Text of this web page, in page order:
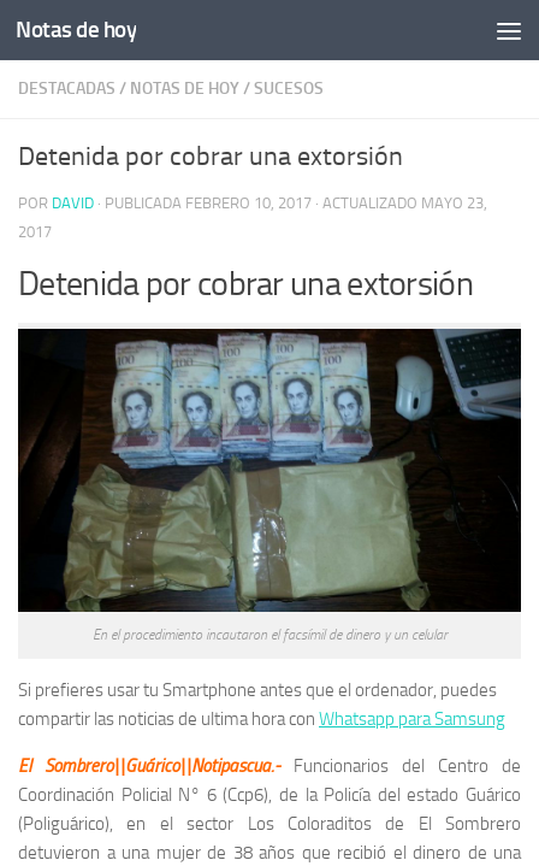
Saltar al contenido
Notas de hoy
DESTACADAS / NOTAS DE HOY/SUCESOS
Detenida por cobrar una extorsión
POR DAVID · PUBLICADA FEBRERO 10, 2017 · ACTUALIZADO MAYO 23,
2017
Detenida por cobrar una extorsión
En el procedimiento incautaron el facsímil de dinero y un celular
Si prefieres usar tu Smartphone antes que el ordenador, puedes
compartir las noticias de ultima hora con Whatsapp para Samsung
El Sombrero||Guárico||Notipascua.-Funcionarios del Centro de
Coordinación Policial N° 6 (Ccp6), de la Policía del estado Guárico
(Poliguárico), en el sector Los Coloraditos de El Sombrero
detuvieron a una mujer de 38 años que recibió el dinero de una